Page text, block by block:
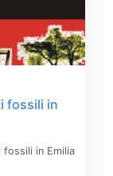
fossili in
in Emilia